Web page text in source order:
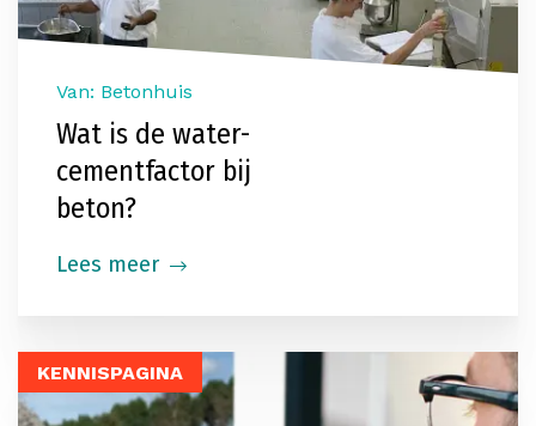
Van: Betonhuis
Wat is de water-
cementfactor bij
beton?
Lees meer
KENNISPAGINA